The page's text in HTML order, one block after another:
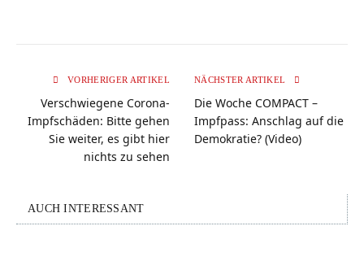
VORHERIGER ARTIKEL
Verschwiegene Corona-
Impfschäden: Bitte gehen
Sie weiter, es gibt hier
nichts zu sehen
NÄCHSTER ARTIKEL
Die Woche COMPACT –
Impfpass: Anschlag auf die
Demokratie? (Video)
AUCH INTERESSANT